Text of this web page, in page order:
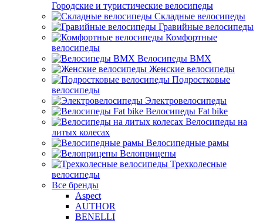
Городские и туристические велосипеды
Складные велосипеды
Гравийные велосипеды
Комфортные
велосипеды
Велосипеды BMX
Женские велосипеды
Подростковые
велосипеды
Электровелосипеды
Велосипеды Fat bike
Велосипеды на
литых колесах
Велосипедные рамы
Велоприцепы
Трехколесные
велосипеды
Все бренды
Aspect
AUTHOR
BENELLI